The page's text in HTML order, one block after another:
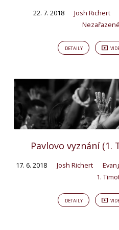
22. 7. 2018 Josh Richert
Nezařazené
DETAILY
Pavlovo vyznání (1.
17. 6. 2018 Josh Richert
1.
DETAILY